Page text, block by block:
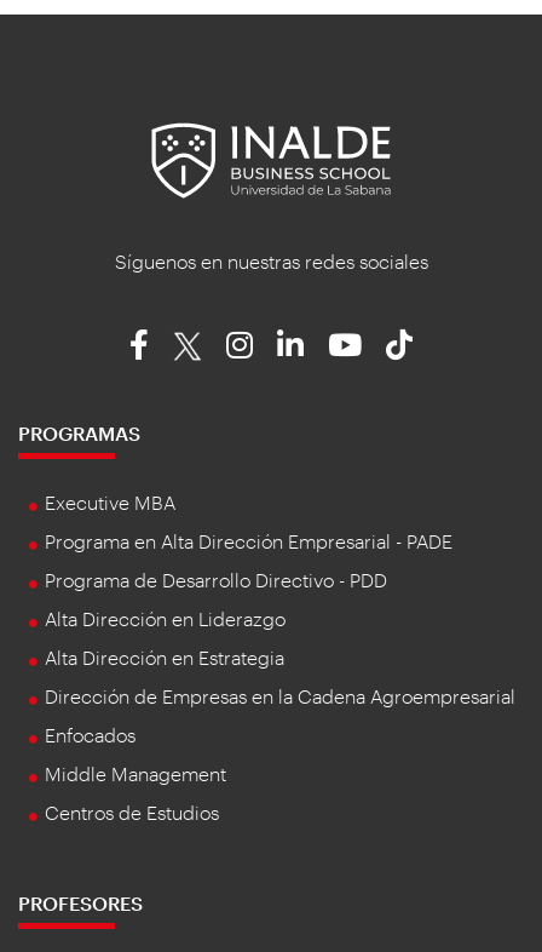
Síguenos en nuestras redes sociales
PROGRAMAS
Executive MBA
Programa en Alta Dirección Empresarial - PADE
Programa de Desarrollo Directivo - PDD
Alta Dirección en Liderazgo
Alta Dirección en Estrategia
Dirección de Empresas en la Cadena Agroempresarial
Enfocados
Middle Management
Centros de Estudios
PROFESORES